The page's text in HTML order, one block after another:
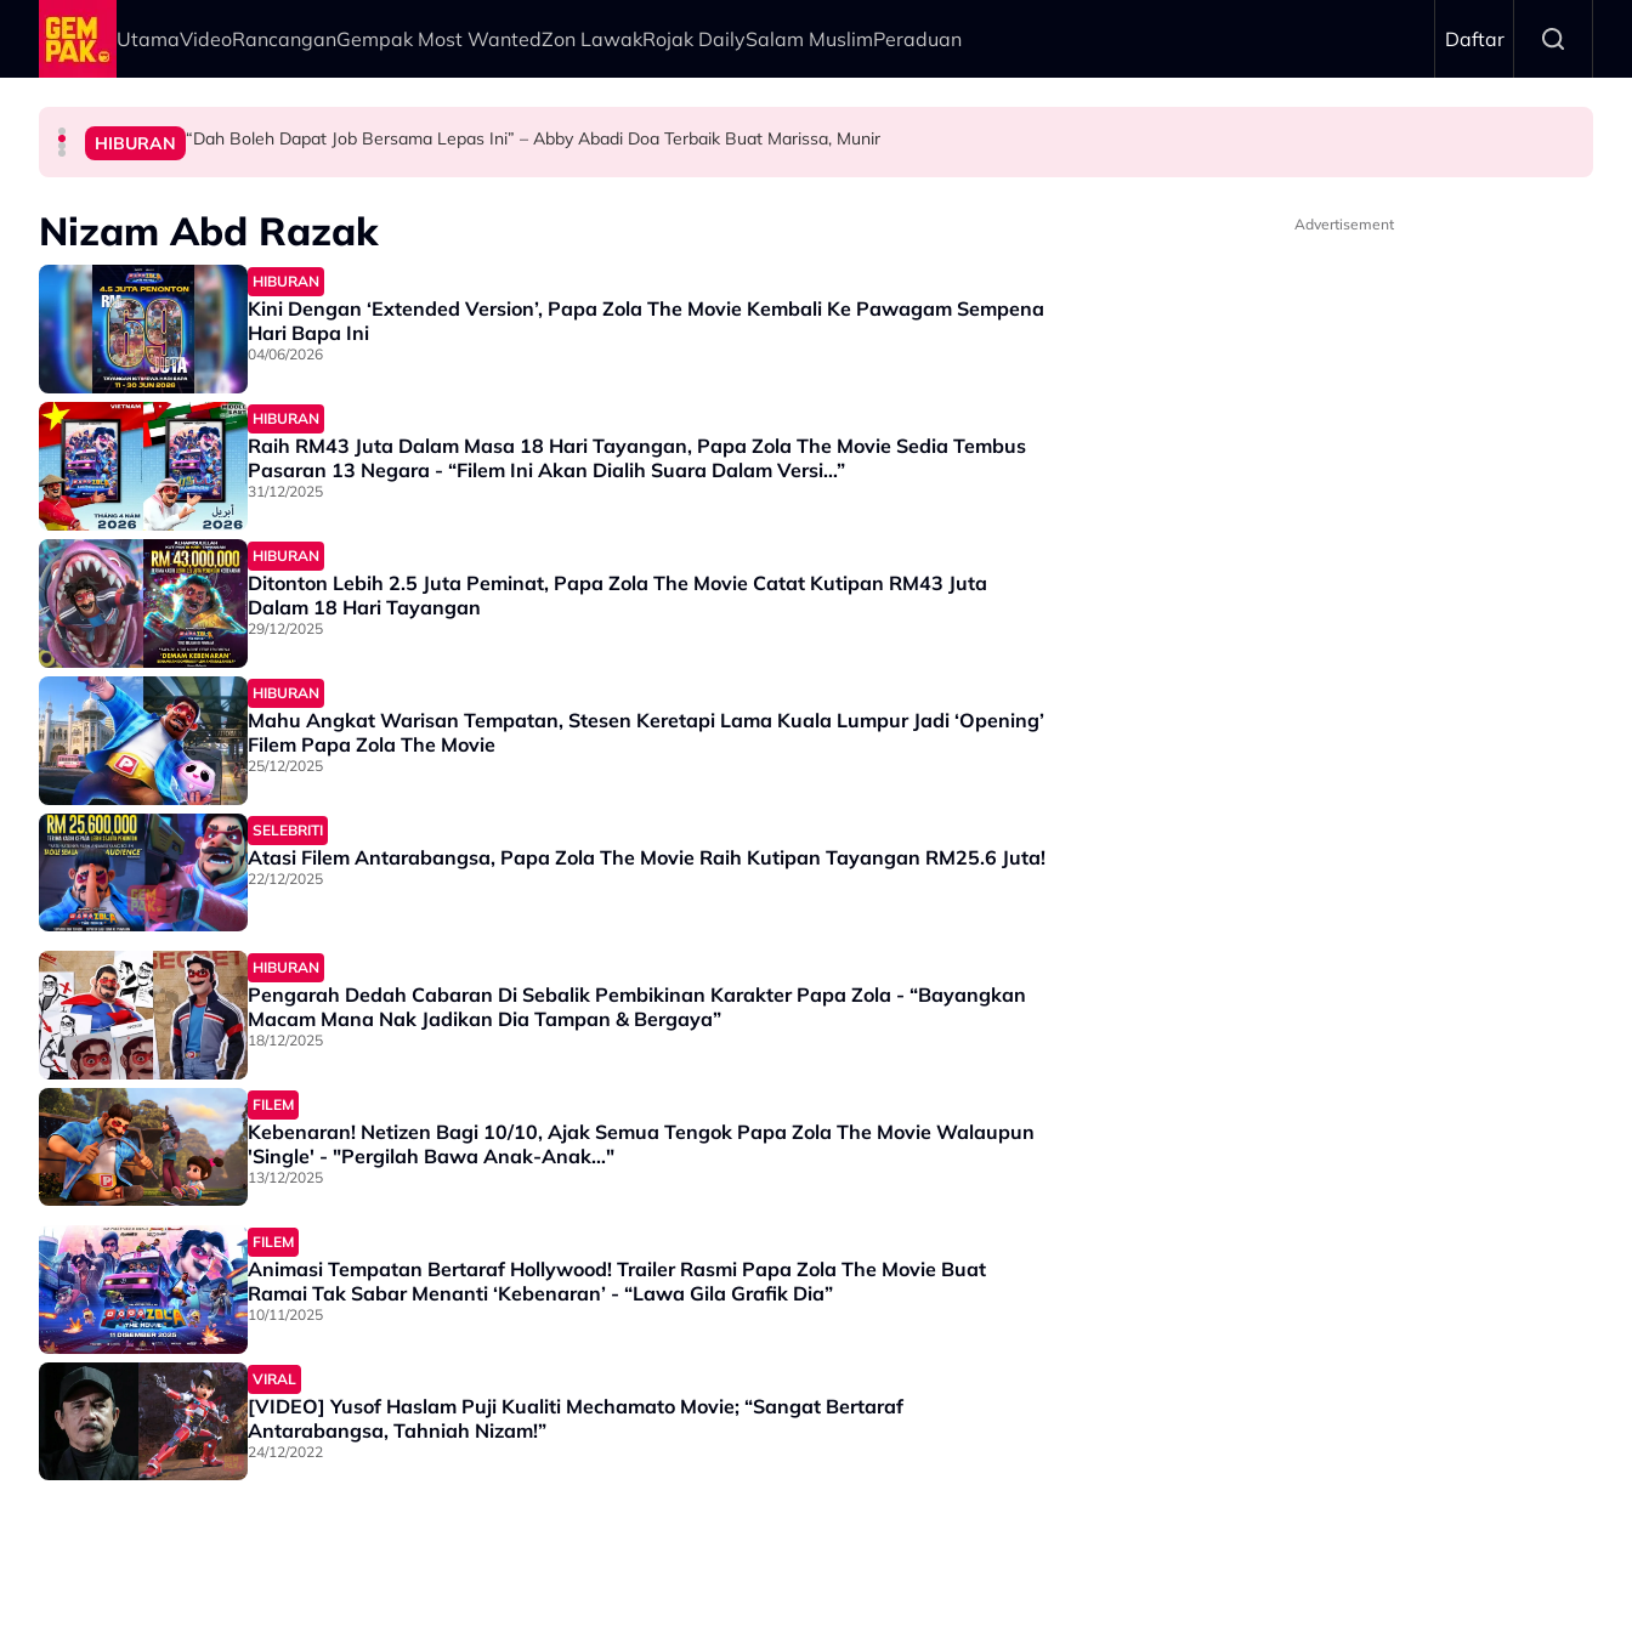
Skip to main content
UtamaVideoRancanganGempak Most WantedZon LawakRojak DailySalam MuslimPeraduan Daftar
HIBURAN Bawa Anak Ke Klinik, Syasya Rizal Terkejut Dikenali Doktor
HIBURAN “Dah Boleh Dapat Job Bersama Lepas Ini” – Abby Abadi Doa Terbaik Buat Marissa, Munir
SELEBRITI Michelle Yeoh Dinobatkan ‘Tokoh Perfileman Asia Tahun Ini’ Di BIFF
BERITA Kasihnya Ibu, Ikan Lumba-Lumba Enggan Tinggalkan Anak Yang Sudah Mati
Nizam Abd Razak
HIBURAN
Kini Dengan ‘Extended Version’, Papa Zola The Movie Kembali Ke Pawagam Sempena
Hari Bapa Ini
04/06/2026
HIBURAN
Raih RM43 Juta Dalam Masa 18 Hari Tayangan, Papa Zola The Movie Sedia Tembus
Pasaran 13 Negara - “Filem Ini Akan Dialih Suara Dalam Versi…”
31/12/2025
HIBURAN
Ditonton Lebih 2.5 Juta Peminat, Papa Zola The Movie Catat Kutipan RM43 Juta
Dalam 18 Hari Tayangan
29/12/2025
HIBURAN
Mahu Angkat Warisan Tempatan, Stesen Keretapi Lama Kuala Lumpur Jadi ‘Opening’
Filem Papa Zola The Movie
25/12/2025
SELEBRITI
Atasi Filem Antarabangsa, Papa Zola The Movie Raih Kutipan Tayangan RM25.6 Juta!
22/12/2025
HIBURAN
Pengarah Dedah Cabaran Di Sebalik Pembikinan Karakter Papa Zola - “Bayangkan
Macam Mana Nak Jadikan Dia Tampan & Bergaya”
18/12/2025
FILEM
Kebenaran! Netizen Bagi 10/10, Ajak Semua Tengok Papa Zola The Movie Walaupun
'Single' - "Pergilah Bawa Anak-Anak…"
13/12/2025
FILEM
Animasi Tempatan Bertaraf Hollywood! Trailer Rasmi Papa Zola The Movie Buat
Ramai Tak Sabar Menanti ‘Kebenaran’ - “Lawa Gila Grafik Dia”
10/11/2025
VIRAL
[VIDEO] Yusof Haslam Puji Kualiti Mechamato Movie; “Sangat Bertaraf
Antarabangsa, Tahniah Nizam!”
24/12/2022
Advertisement